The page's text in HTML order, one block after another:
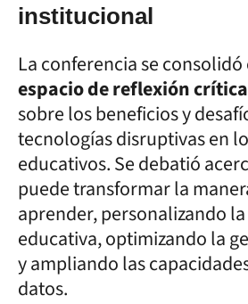
institucional
La conferencia se
espacio de reflexión
sobre los beneficios y
tecnologías disruptivas en
educativos. Se debatió
puede transformar la
aprender, personalizando
educativa, optimizando la
y ampliando las
datos.